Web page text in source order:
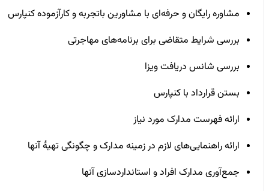
مشاوره رایگان و حرفه‌ای با مشاورین باتجربه و کارآزموده کنپارس
بررسی شرایط متقاضی برای برنامه‌های مهاجرتی
بررسی شانس دریافت ویزا
بستن قرارداد با کنپارس
ارائه فهرست مدارک مورد نیاز
ارائه راهنمایی‌های لازم در زمینه مدارک و چگونگی تهیۀ آنها
جمع‌آوری مدارک افراد و استانداردسازی آنها